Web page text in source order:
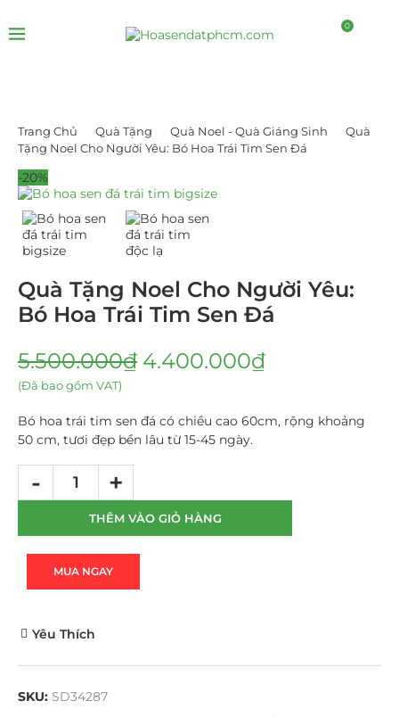
0
Trang Chủ Quà Tặng Quà Noel - Quà Giáng Sinh
Quà
Tặng Noel Cho Người Yêu: Bó Hoa Trái Tim Sen Đá
-20%
Quà Tặng Noel Cho Người Yêu:
Bó Hoa Trái Tim Sen Đá
5.500.000₫ 4.400.000₫
(Đã bao gồm VAT)
Bó hoa trái tim sen đá có chiều cao 60cm, rộng khoảng
50 cm, tươi đẹp bền lâu từ 15-45 ngày.
THÊM VÀO GIỎ HÀNG
MUA NGAY
Yêu Thích
SKU: SD34287